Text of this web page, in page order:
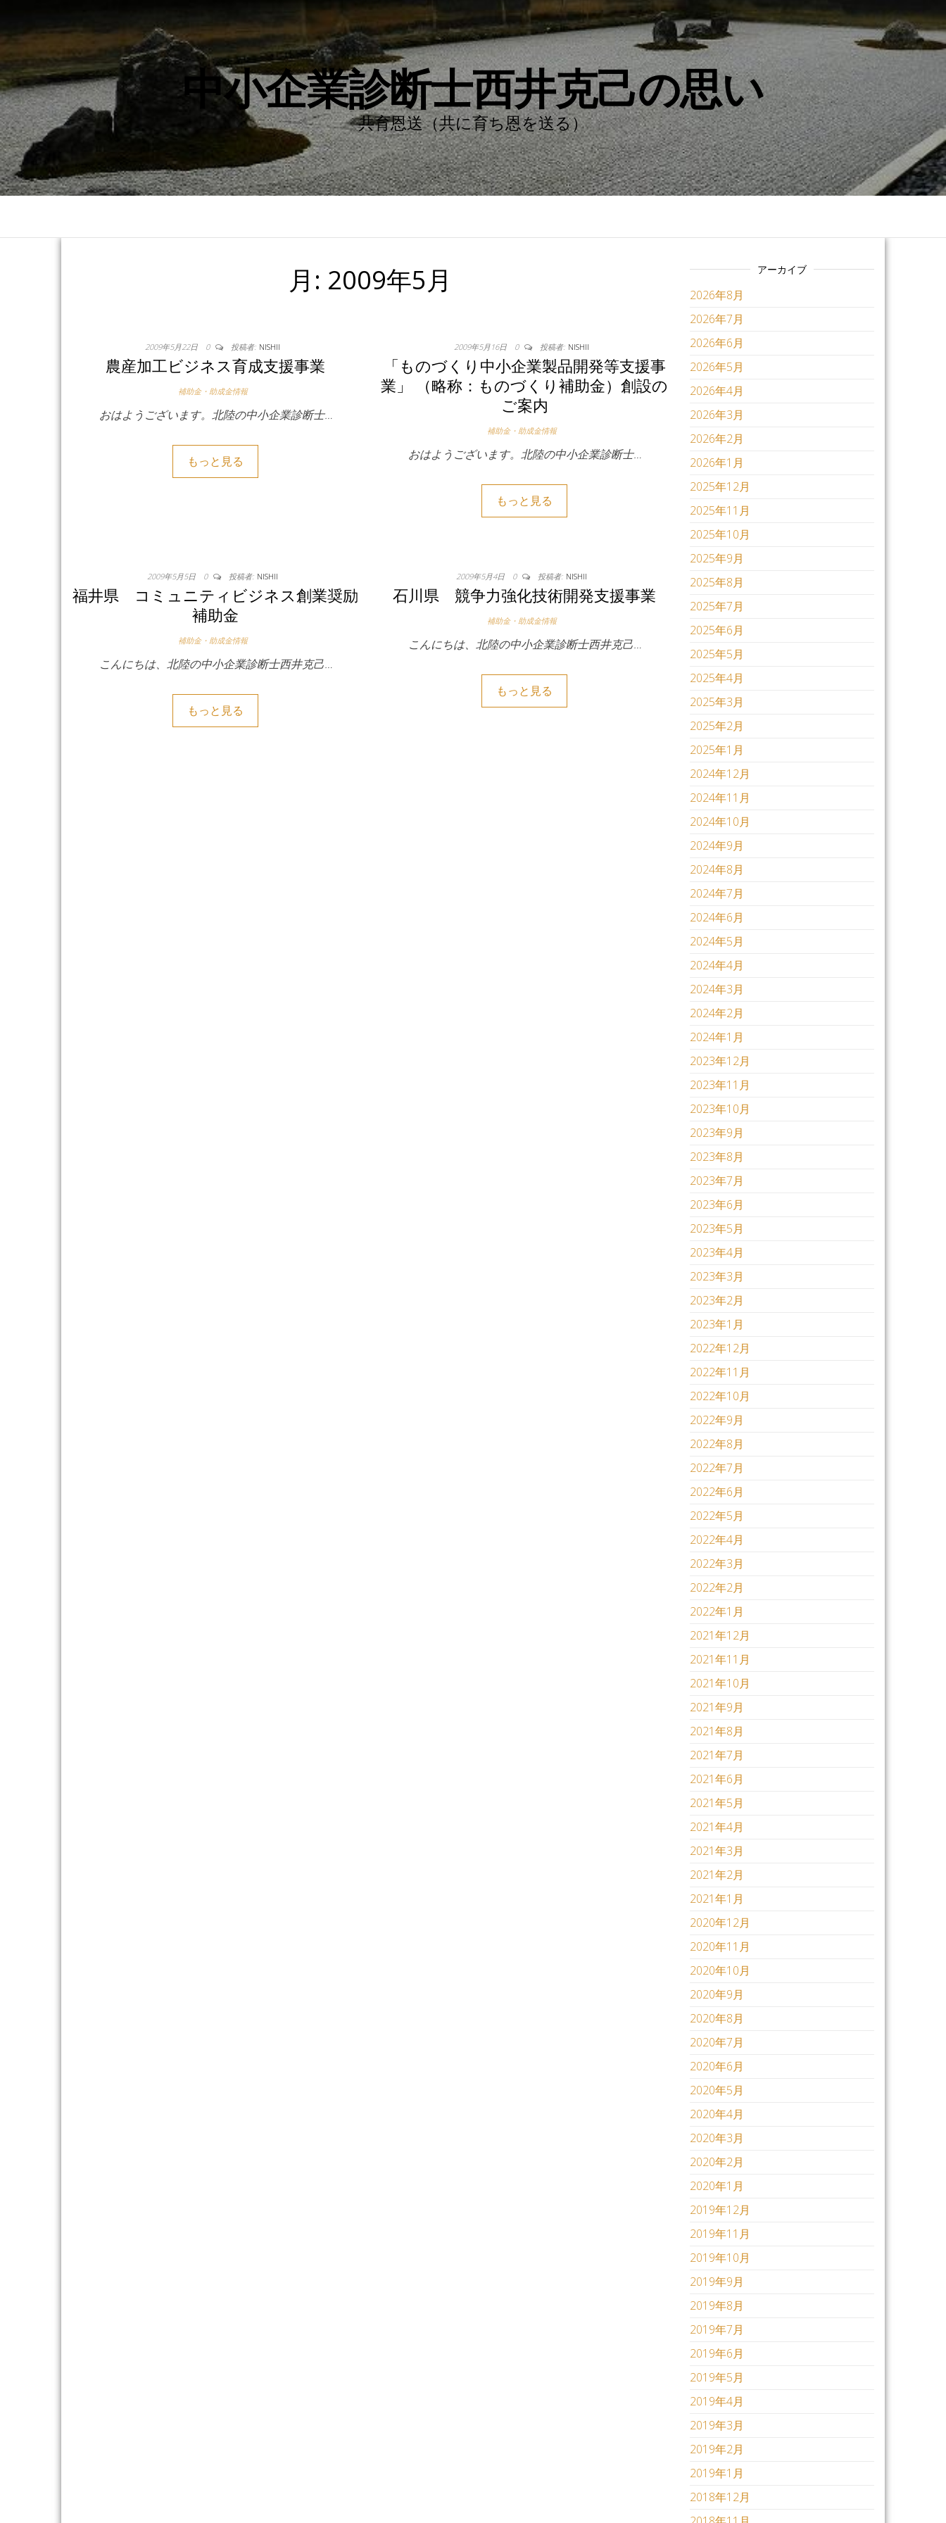
中小企業診断士西井克己の思い
共育恩送（共に育ち恩を送る）
月: 2009年5月
2009年5月22日 0 投稿者: NISHII
農産加工ビジネス育成支援事業
補助金・助成金情報
おはようございます。北陸の中小企業診断士…
もっと見る
2009年5月16日 0 投稿者: NISHII
「ものづくり中小企業製品開発等支援事
業」 （略称：ものづくり補助金）創設の
ご案内
補助金・助成金情報
おはようございます。北陸の中小企業診断士…
もっと見る
2009年5月5日 0 投稿者: NISHII
福井県 コミュニティビジネス創業奨励
補助金
補助金・助成金情報
こんにちは、北陸の中小企業診断士西井克己…
もっと見る
2009年5月4日 0 投稿者: NISHII
石川県 競争力強化技術開発支援事業
補助金・助成金情報
こんにちは、北陸の中小企業診断士西井克己…
もっと見る
アーカイブ
2026年8月
2026年7月
2026年6月
2026年5月
2026年4月
2026年3月
2026年2月
2026年1月
2025年12月
2025年11月
2025年10月
2025年9月
2025年8月
2025年7月
2025年6月
2025年5月
2025年4月
2025年3月
2025年2月
2025年1月
2024年12月
2024年11月
2024年10月
2024年9月
2024年8月
2024年7月
2024年6月
2024年5月
2024年4月
2024年3月
2024年2月
2024年1月
2023年12月
2023年11月
2023年10月
2023年9月
2023年8月
2023年7月
2023年6月
2023年5月
2023年4月
2023年3月
2023年2月
2023年1月
2022年12月
2022年11月
2022年10月
2022年9月
2022年8月
2022年7月
2022年6月
2022年5月
2022年4月
2022年3月
2022年2月
2022年1月
2021年12月
2021年11月
2021年10月
2021年9月
2021年8月
2021年7月
2021年6月
2021年5月
2021年4月
2021年3月
2021年2月
2021年1月
2020年12月
2020年11月
2020年10月
2020年9月
2020年8月
2020年7月
2020年6月
2020年5月
2020年4月
2020年3月
2020年2月
2020年1月
2019年12月
2019年11月
2019年10月
2019年9月
2019年8月
2019年7月
2019年6月
2019年5月
2019年4月
2019年3月
2019年2月
2019年1月
2018年12月